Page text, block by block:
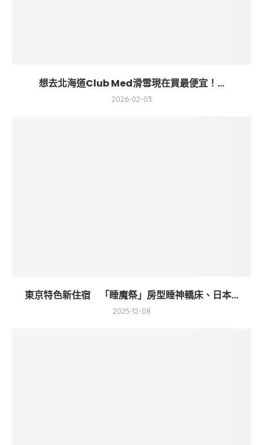
想去北海道Club Med滑雪現在買最便宜！...
2026-02-03
東京特色新住宿 「睡魔祭」房型睡神轎床、日本...
2025-12-08